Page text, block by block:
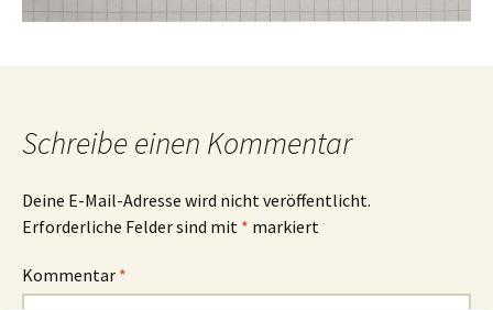
Schreibe einen Kommentar
Deine E-Mail-Adresse wird nicht veröffentlicht.
Erforderliche Felder sind mit * markiert
Kommentar *